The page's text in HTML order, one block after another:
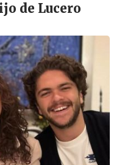
de Lucero